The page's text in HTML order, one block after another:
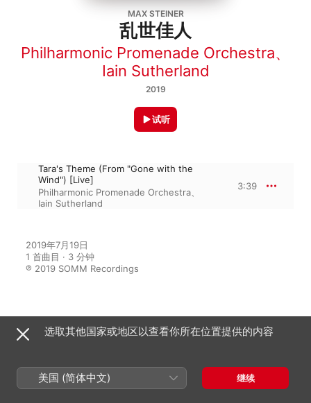
MAX STEINER
乱世佳人
Philharmonic Promenade Orchestra、
Iain Sutherland
2019
试听
Tara's Theme (From "Gone with the
Wind") [Live]
Philharmonic Promenade Orchestra
Iain Sutherland
3:39
2019年7月19日
1 首曲目 · 3 分钟
℗ 2019 SOMM Recordings
Great Classic Film Music (Live)
Iain Sutherland、Philharmonic
选取其他国家或地区以查看你所在位置提供的内容
美国 (简体中文) 继续